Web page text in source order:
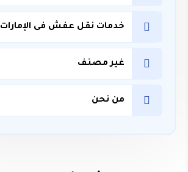
خدمات نقل عفش فى الإمارات
غير مصنف
من نحن